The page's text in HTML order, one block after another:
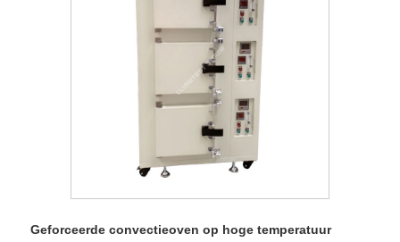
Geforceerde convectieoven op hoge temperatuur